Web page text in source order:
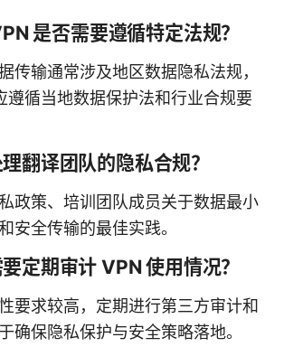
是否需要遵循特定法规？
传输通常涉及地区数据隐私法规，
遵循当地数据保护法和行业合规要
翻译团队的隐私合规？
政策、培训团队成员关于数据最小
安全传输的最佳实践。
定期审计 VPN 使用情况？
要求较高，定期进行第三方审计和
确保隐私保护与安全策略落地。